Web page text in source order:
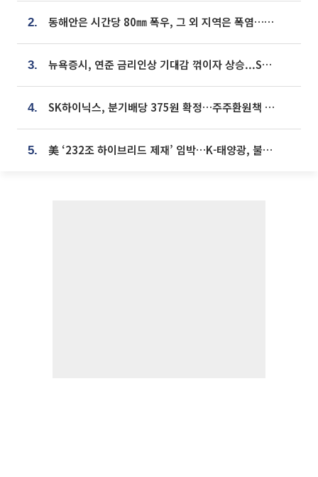
2. 동해안은 시간당 80㎜ 폭우, 그 외 지역은 폭염…‘극과 극 날씨’
3. 뉴욕증시, 연준 금리인상 기대감 꺾이자 상승...S&P500 사상 최고치 [종합]
4. SK하이닉스, 분기배당 375원 확정…주주환원책 9월로 앞당겨 발표
5. 美 ‘232조 하이브리드 제재’ 임박…K-태양광, 불확실성 털고 날개 다나